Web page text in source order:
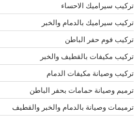
تركيب سيراميك الاحساء
تركيب سيراميك بالدمام والخبر
تركيب فوم حفر الباطن
تركيب مكيفات بالقطيف والخبر
تركيب وصيانة مكيفات الدمام
ترميم وصيانة حمامات بحفر الباطن
ترميمات وصيانة بالدمام والخبر والقطيف